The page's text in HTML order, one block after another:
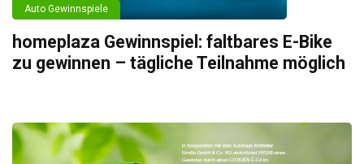
Auto Gewinnspiele
homeplaza Gewinnspiel: faltbares E-Bike
zu gewinnen – tägliche Teilnahme möglich